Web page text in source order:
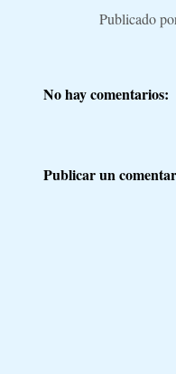
Publicado
No hay comentarios:
Publicar un